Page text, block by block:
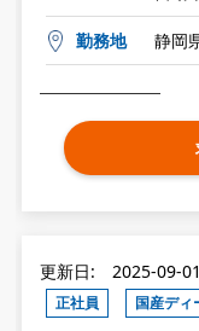
勤務地 静岡
更新日: 2025-09-01
正社員 国産ディ